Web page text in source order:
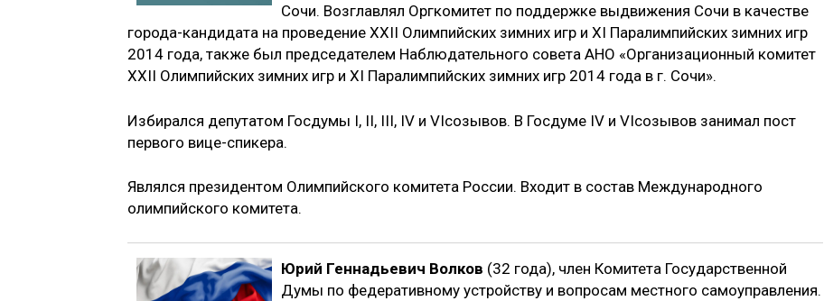
Сочи. Возглавлял Оргкомитет по поддержке выдвижения Сочи в качестве
города-кандидата на проведение XXII Олимпийских зимних игр и XI Паралимпийских зимних игр
2014 года, также был председателем Наблюдательного совета АНО «Организационный комитет
XXII Олимпийских зимних игр и XI Паралимпийских зимних игр 2014 года в г. Сочи».
Избирался депутатом Госдумы I, II, III, IV и VIсозывов. В Госдуме IV и VIсозывов занимал пост
первого вице-спикера.
Являлся президентом Олимпийского комитета России. Входит в состав Международного
олимпийского комитета.
Юрий Геннадьевич Волков (32 года), член Комитета Государственной
Думы по федеративному устройству и вопросам местного самоуправления.